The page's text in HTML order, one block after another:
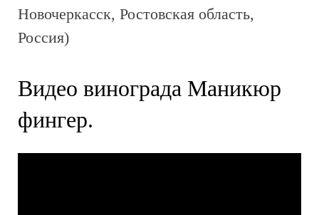
Новочеркасск, Ростовская область,
Россия)
Видео винограда Маникюр
фингер.